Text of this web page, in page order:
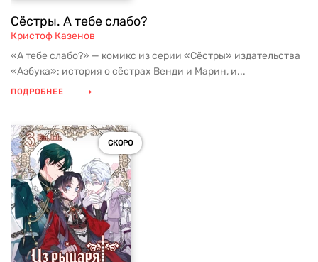
Сёстры. А тебе слабо?
Кристоф Казенов
«А тебе слабо?» — комикс из серии «Сёстры» издательства
«Азбука»: история о сёстрах Венди и Марин, и...
ПОДРОБНЕЕ
СКОРО